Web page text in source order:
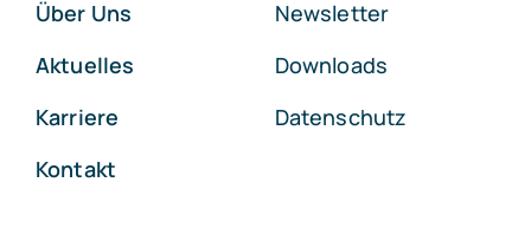
Über Uns
Aktuelles
Karriere
Kontakt
Newsletter
Downloads
Datenschutz